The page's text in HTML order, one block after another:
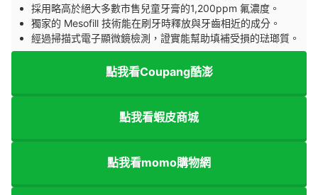
採用略高於絕大多數市售兒童牙膏的1,200ppm 氟濃度。
獨家的 Mesofill 技術能在刷牙時釋放與牙齒相近的成分。
經過掃描式電子顯微鏡檢測，證實能幫助填補受損的琺瑯質。
點我看Coupang酷澎
點我看蝦皮商城
點我看momo購物網